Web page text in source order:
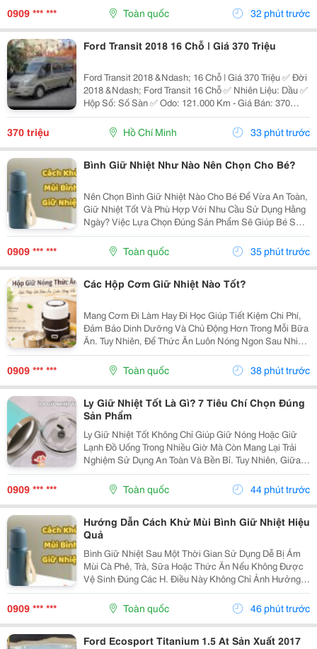
Để Mang Theo Đồ Uống Yêu Thích. Vậy Điều Gì Khiến
0909 *** *** Toàn quốc 32 phút trước
Ford Transit 2018 16 Chỗ | Giá 370 Triệu
Ford Transit 2018 &Ndash; 16 Chỗ | Giá 370 Triệu ✅ Đời
2018 &Ndash; Ford Transit 16 Chỗ ✅ Nhiên Liệu: Dầu ✅
Hộp Số: Số Sàn ✅ Odo: 121.000 Km - Giá Bán: 370
Triệu - Xem Xe: 76/45/14 Đường 19, P. Linh Chiểu, Tp.
370 triệu Hồ Chí Minh 33 phút trước
Bình Giữ Nhiệt Như Nào Nên Chọn Cho Bé?
Nên Chọn Bình Giữ Nhiệt Nào Cho Bé Để Vừa An Toàn,
Giữ Nhiệt Tốt Và Phù Hợp Với Nhu Cầu Sử Dụng Hằng
Ngày? Việc Lựa Chọn Đúng Sản Phẩm Sẽ Giúp Bé Sử
Dụng Thuận Tiện Hơn Và Cha Mẹ Cũng Yên Tâm Hơn.
Cùng Khám Phá 7 Tiêu Chí Quan Trọng Ngay Dưới Đây
0909 *** *** Toàn quốc 35 phút trước
Các Hộp Cơm Giữ Nhiệt Nào Tốt?
Mang Cơm Đi Làm Hay Đi Học Giúp Tiết Kiệm Chi Phí,
Đảm Bảo Dinh Dưỡng Và Chủ Động Hơn Trong Mỗi Bữa
Ăn. Tuy Nhiên, Để Thức Ăn Luôn Nóng Ngon Sau Nhiều
Giờ, Việc Lựa Chọn Một Chiếc Hộp Cơm Giữ Nhiệt Nào
Tốt Là Điều Rất Quan Trọng. Bài Viết Dưới Đây Sẽ...
0909 *** *** Toàn quốc 38 phút trước
Ly Giữ Nhiệt Tốt Là Gì? 7 Tiêu Chí Chọn Đúng
Sản Phẩm
Ly Giữ Nhiệt Tốt Không Chỉ Giúp Giữ Nóng Hoặc Giữ
Lạnh Đồ Uống Trong Nhiều Giờ Mà Còn Mang Lại Trải
Nghiệm Sử Dụng An Toàn Và Bền Bỉ. Tuy Nhiên, Giữa
Hàng Trăm Mẫu Mã Trên Thị Trường, Không Phải Sản
Phẩm Nào Cũng Đáp Ứng Được Chất Lượng Như Mong
0909 *** *** Toàn quốc 44 phút trước
Hướng Dẫn Cách Khử Mùi Bình Giữ Nhiệt Hiệu
Quả
Bình Giữ Nhiệt Sau Một Thời Gian Sử Dụng Dễ Bị Ám
Mùi Cà Phê, Trà, Sữa Hoặc Thức Ăn Nếu Không Được
Vệ Sinh Đúng Các H. Điều Này Không Chỉ Ảnh Hưởng
Đến Hương Vị Đồ Uống Mà Còn Gây Mất Vệ Sinh. Hãy
Cùng Tìm Hiểu Những Cách Khử Mùi Bình Giữ Nhiệt
0909 *** *** Toàn quốc 46 phút trước
Ford Ecosport Titanium 1.5 At Sản Xuất 2017